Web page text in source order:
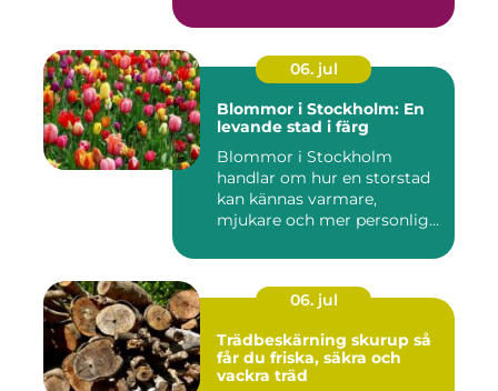
06. jul
Blommor i Stockholm: En
levande stad i färg
Blommor i Stockholm
handlar om hur en storstad
kan kännas varmare,
mjukare och mer personlig
06. jul
Trädbeskärning skurup så
får du friska, säkra och
vackra träd